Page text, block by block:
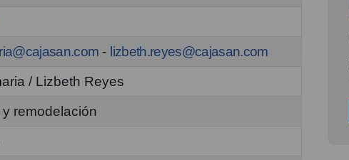
- lizbeth.reyes@cajasan.com
/ Lizbeth Reyes
remodelación